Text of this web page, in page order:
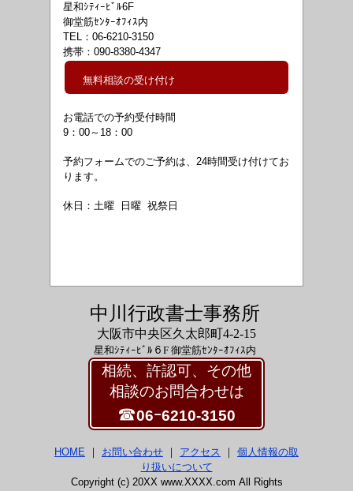
星和ｼﾃｨｰﾋﾞﾙ6F
御堂筋ｾﾝﾀｰｵﾌｨｽ内
TEL：06-6210-3150
携帯：090-8380-4347
無料相談の受け付け
お電話での予約受付時間
9：00～18 ：00
予約フォームでのご予約は、24時間受け付けてお
ります。
休日：土曜 日曜 祝祭日
中川行政書士事務所
大阪市中央区久太郎町4-2-15
星和ｼﾃｨｰﾋﾞﾙ６F 御堂筋ｾﾝﾀｰｵﾌｨｽ内
相続、許認可、その他
相談のお問合わせは
☎06ｰ6210-3150
HOME ｜ お問い合わせ ｜ アクセス ｜ 個人情報の取
り扱いについて
Copyright (c) 20XX www.XXXX.com All Rights